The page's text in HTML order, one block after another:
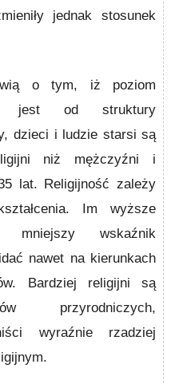
jednak stosunek
o tym, iż poziom
jest od struktury
dzieci i ludzie starsi są
niż mężczyźni i
lat. Religijność zależy
Im wyższe
mniejszy wskaźnik
nawet na kierunkach
Bardziej religijni są
przyrodniczych,
wyraźnie rzadziej